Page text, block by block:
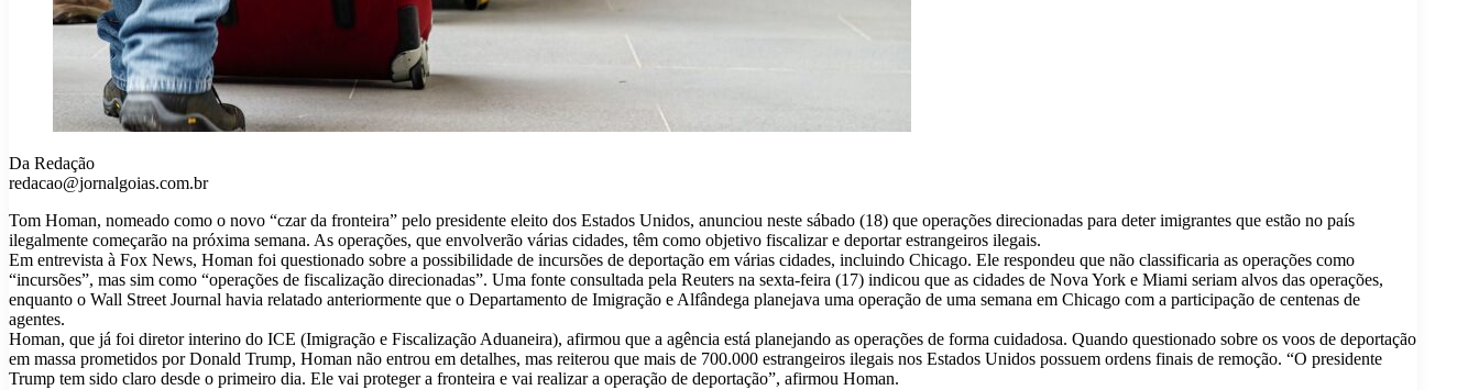
Da Redação
redacao@jornalgoias.com.br
Tom Homan, nomeado como o novo “czar da fronteira” pelo presidente eleito dos Estados Unidos, anunciou neste sábado (18) que operações direcionadas para deter imigrantes que estão no país
ilegalmente começarão na próxima semana. As operações, que envolverão várias cidades, têm como objetivo fiscalizar e deportar estrangeiros ilegais.
Em entrevista à Fox News, Homan foi questionado sobre a possibilidade de incursões de deportação em várias cidades, incluindo Chicago. Ele respondeu que não classificaria as operações como
“incursões”, mas sim como “operações de fiscalização direcionadas”. Uma fonte consultada pela Reuters na sexta-feira (17) indicou que as cidades de Nova York e Miami seriam alvos das operações,
enquanto o Wall Street Journal havia relatado anteriormente que o Departamento de Imigração e Alfândega planejava uma operação de uma semana em Chicago com a participação de centenas de
agentes.
Homan, que já foi diretor interino do ICE (Imigração e Fiscalização Aduaneira), afirmou que a agência está planejando as operações de forma cuidadosa. Quando questionado sobre os voos de deportação
em massa prometidos por Donald Trump, Homan não entrou em detalhes, mas reiterou que mais de 700.000 estrangeiros ilegais nos Estados Unidos possuem ordens finais de remoção. “O presidente
Trump tem sido claro desde o primeiro dia. Ele vai proteger a fronteira e vai realizar a operação de deportação”, afirmou Homan.